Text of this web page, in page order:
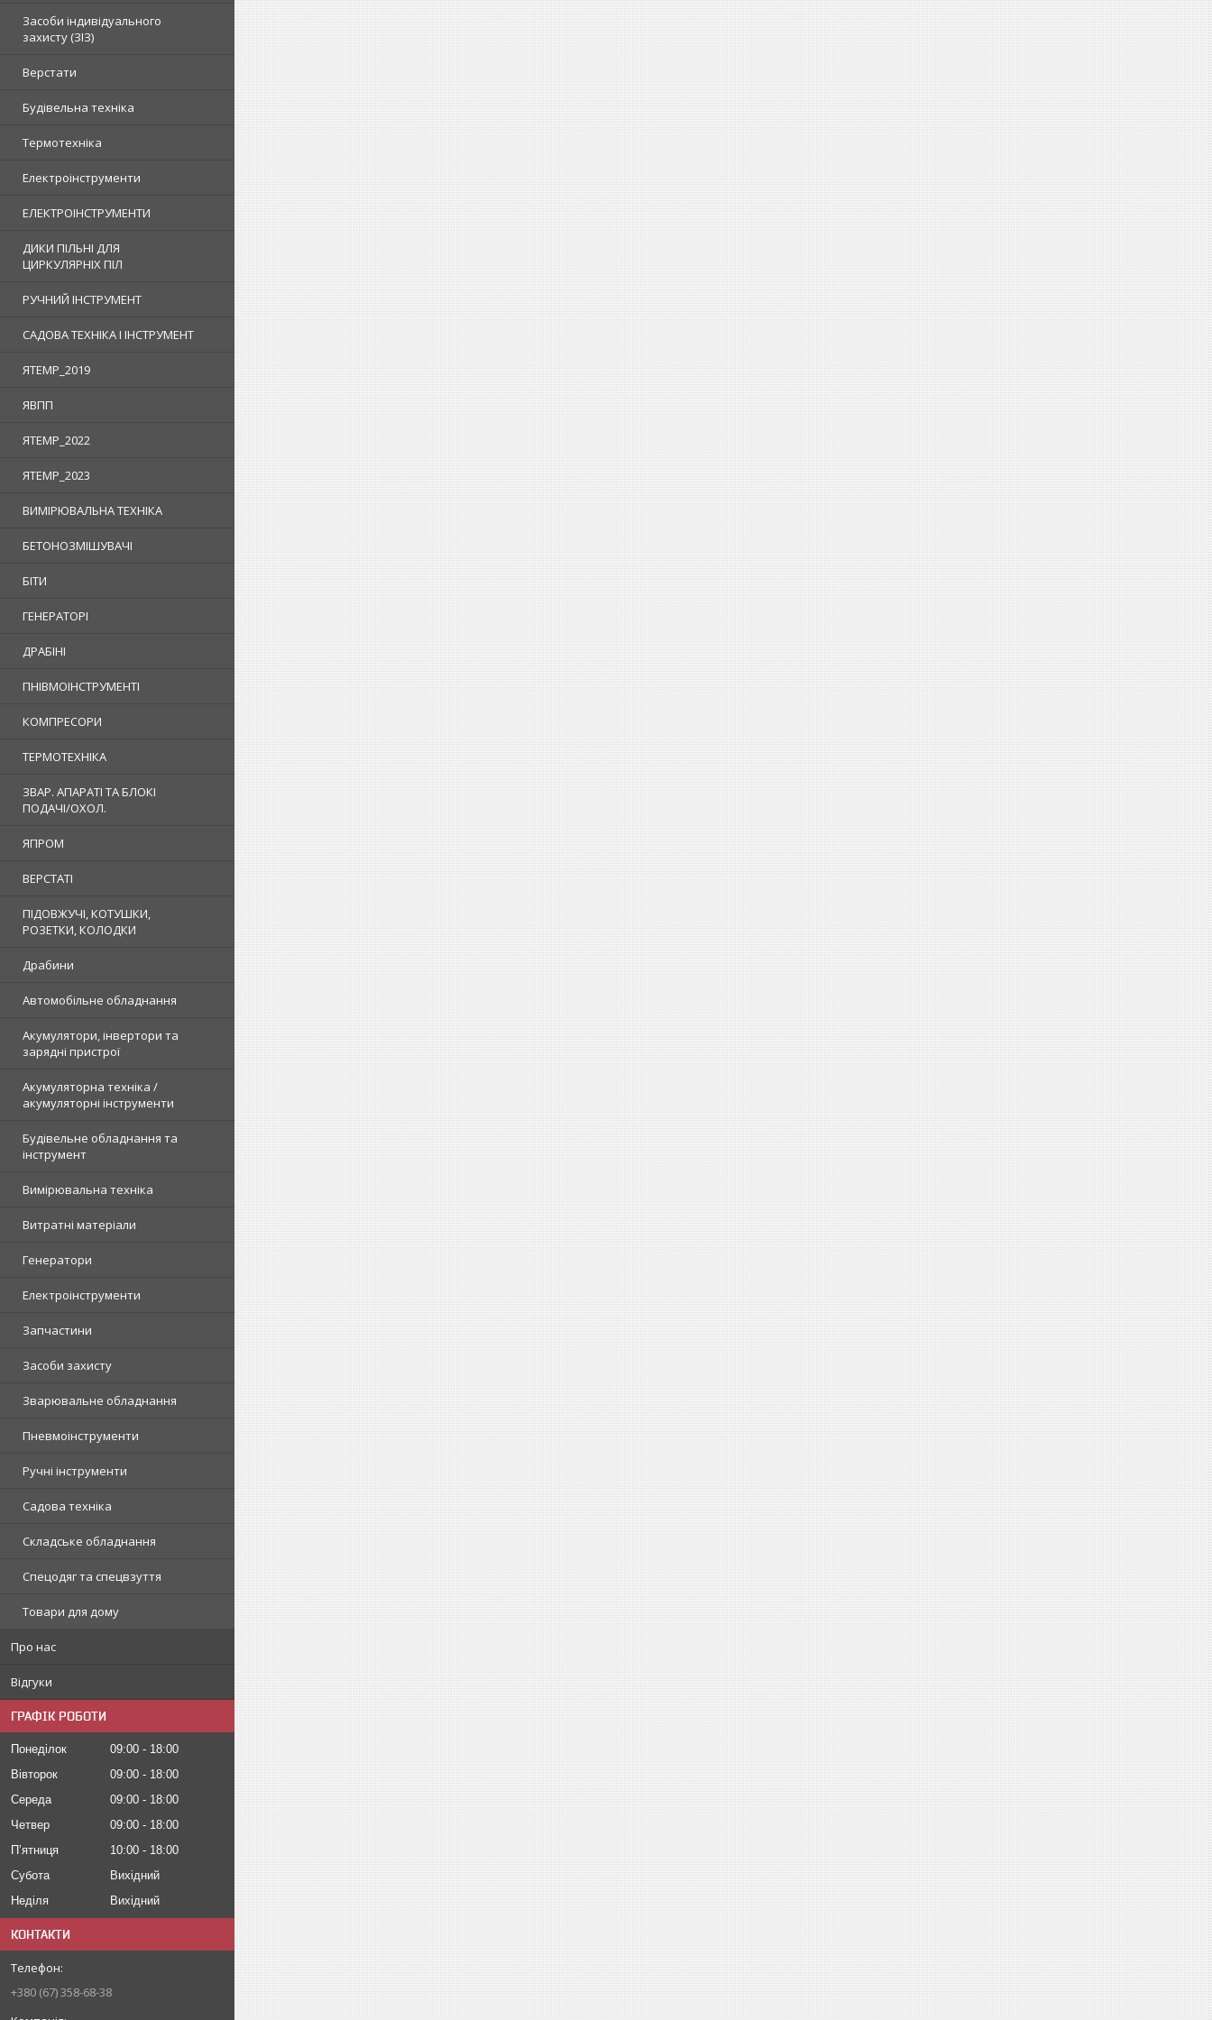
Засоби індивідуального
захисту (ЗІЗ)
Верстати
Будівельна техніка
Термотехніка
Електроінструменти
ЕЛЕКТРОІНСТРУМЕНТИ
ДИКИ ПІЛЬНІ ДЛЯ
ЦИРКУЛЯРНІХ ПІЛ
РУЧНИЙ ІНСТРУМЕНТ
САДОВА ТЕХНІКА І ІНСТРУМЕНТ
ЯTEMP_2019
ЯВПП
ЯTEMP_2022
ЯTEMP_2023
ВИМІРЮВАЛЬНА ТЕХНІКА
БЕТОНОЗМІШУВАЧІ
БІТИ
ГЕНЕРАТОРІ
ДРАБІНІ
ПНІВМОІНСТРУМЕНТІ
КОМПРЕСОРИ
ТЕРМОТЕХНІКА
ЗВАР. АПАРАТІ ТА БЛОКІ
ПОДАЧІ/ОХОЛ.
ЯПРОМ
ВЕРСТАТІ
ПІДОВЖУЧІ, КОТУШКИ,
РОЗЕТКИ, КОЛОДКИ
Драбини
Автомобільне обладнання
Акумулятори, інвертори та
зарядні пристрої
Акумуляторна техніка /
акумуляторні інструменти
Будівельне обладнання та
інструмент
Вимірювальна техніка
Витратні матеріали
Генератори
Електроінструменти
Запчастини
Засоби захисту
Зварювальне обладнання
Пневмоінструменти
Ручні інструменти
Садова техніка
Складське обладнання
Спецодяг та спецвзуття
Товари для дому
Про нас
Відгуки
ГРАФІК РОБОТИ
Понеділок 09:00
18:00
Вівторок
09:00
18:00
Середа
09:00
18:00
Четвер
09:00
18:00
Пʼятниця
10:00
18:00
Субота
Вихідний
Неділя
Вихідний
КОНТАКТИ
+380 (67) 358-68-38